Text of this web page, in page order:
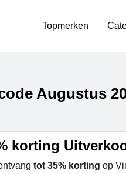
Topmerken
Augustus
korting
tot 35% korting op